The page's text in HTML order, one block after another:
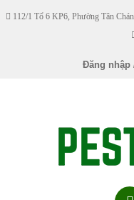
Skip112/1 Tổ 6 KP6, Phường Tân
Đăng nhập